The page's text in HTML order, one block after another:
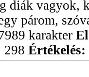
diák vagyok,
párom,
karakter
298 Értékelés: